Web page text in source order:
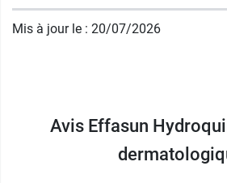
vous permettra de réaliser des
parfum, ni conservateur, est
stabiliser
et d'autres principes actifs
Mis à jour le : 20/07/2026
Avis Effasun